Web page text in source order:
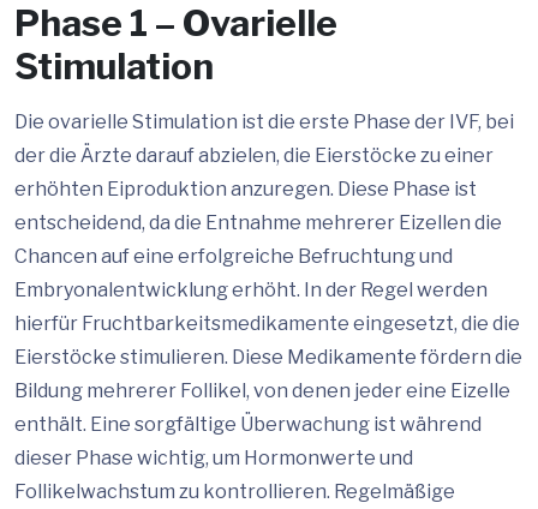
Phase 1 – Ovarielle
Stimulation
Die ovarielle Stimulation ist die erste Phase der IVF, bei
der die Ärzte darauf abzielen, die Eierstöcke zu einer
erhöhten Eiproduktion anzuregen. Diese Phase ist
entscheidend, da die Entnahme mehrerer Eizellen die
Chancen auf eine erfolgreiche Befruchtung und
Embryonalentwicklung erhöht. In der Regel werden
hierfür Fruchtbarkeitsmedikamente eingesetzt, die die
Eierstöcke stimulieren. Diese Medikamente fördern die
Bildung mehrerer Follikel, von denen jeder eine Eizelle
enthält. Eine sorgfältige Überwachung ist während
dieser Phase wichtig, um Hormonwerte und
Follikelwachstum zu kontrollieren. Regelmäßige